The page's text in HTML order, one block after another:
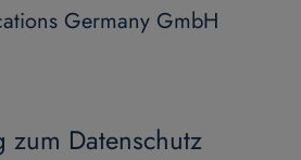
Germany GmbH
zum Datenschutz